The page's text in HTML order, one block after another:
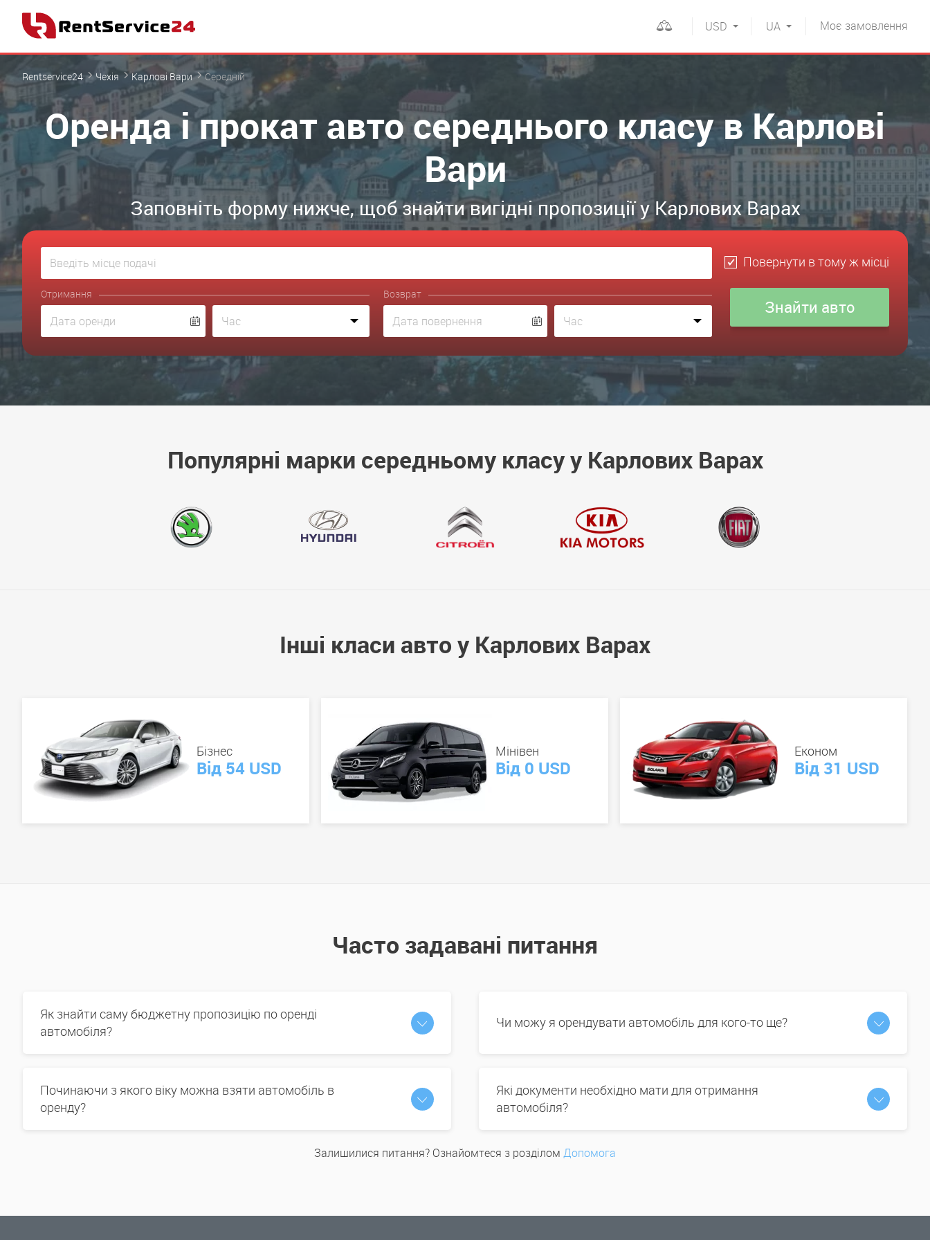
Моє замовлення
UA
USD
Rentservice24 Чехія Карлові Вари Середній
Оренда і прокат авто середнього класу в Карлові
Вари
Заповніть форму нижче, щоб знайти вигідні пропозиції у Карлових Варах
Повернути в тому ж місці
Отримання Возврат
Популярні марки середньому класу у Карлових Варах
Інші класи авто у Карлових Варах
Бізнес
Від 54 USD
Мінівен
Від 0 USD
Економ
Від 31 USD
Часто задавані питання
Як знайти саму бюджетну пропозицію по оренді
автомобіля?
Чи можу я орендувати автомобіль для кого-то ще?
Починаючи з якого віку можна взяти автомобіль в
оренду?
Які документи необхідно мати для отримання
автомобіля?
Залишилися питання? Ознайомтеся з розділом Допомога